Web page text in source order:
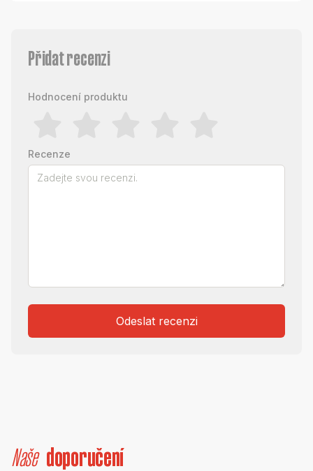
Přidat recenzi
Hodnocení produktu
Recenze
Odeslat recenzi
Naše doporučení